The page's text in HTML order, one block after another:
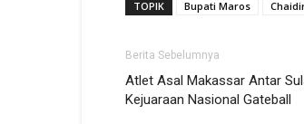
TOPIK Bupati Maros
Berita Sebelumnya
Atlet Asal Makassar Antar
Kejuaraan Nasional Gateball